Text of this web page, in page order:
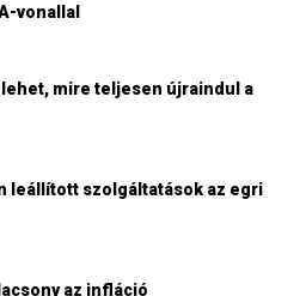
vonallal
mire teljesen újraindul a
leállított szolgáltatások az egri
az infláció